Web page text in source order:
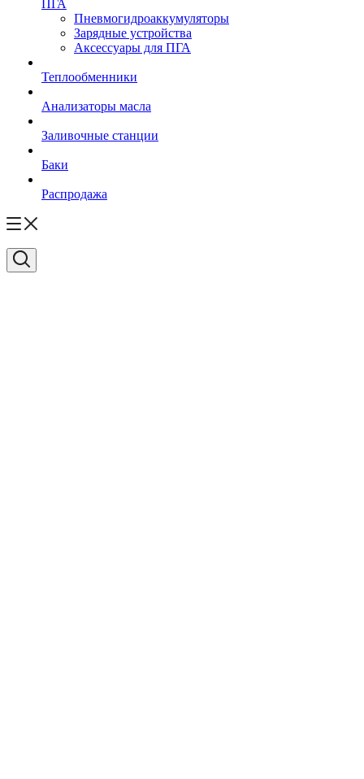
ПГА
Пневмогидроаккумуляторы
Зарядные устройства
Аксессуары для ПГА
Теплообменники
Анализаторы масла
Заливочные станции
Баки
Распродажа